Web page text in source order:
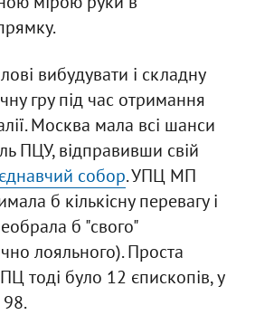
вибудувати і складну
гру під час отримання
Москва мала всі шанси
ПЦУ, відправивши свій
собор. УПЦ МП
б кількісну перевагу і
б "свого"
лояльного). Проста
тоді було 12 єпископів, у